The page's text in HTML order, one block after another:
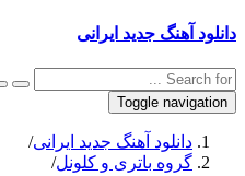
دانلود آهنگ جدید ایرانی
Toggle navigation
دانلود آهنگ جدید ایرانی/
گروه باتری و کلونل/